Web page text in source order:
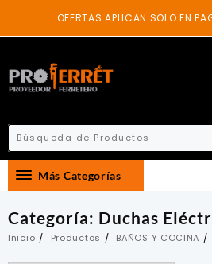
content
OFERTAS APLICAN SOLO EN
Más Categorías
Categoría: Duchas
Inicio Productos BAÑOS Y COCINA